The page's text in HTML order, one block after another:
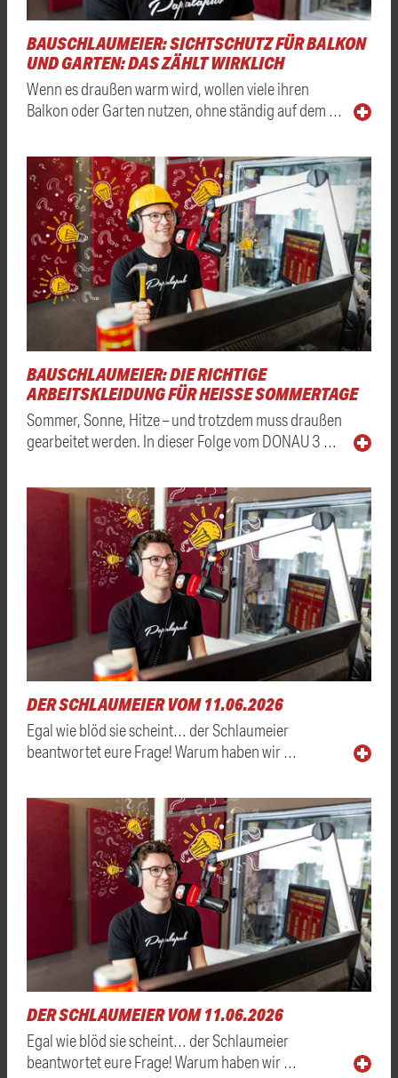
BAUSCHLAUMEIER: SICHTSCHUTZ FÜR BALKON
UND GARTEN: DAS ZÄHLT WIRKLICH
Wenn es draußen warm wird, wollen viele ihren
Balkon oder Garten nutzen, ohne ständig auf dem …
BAUSCHLAUMEIER: DIE RICHTIGE
ARBEITSKLEIDUNG FÜR HEISSE SOMMERTAGE
Sommer, Sonne, Hitze – und trotzdem muss draußen
gearbeitet werden. In dieser Folge vom DONAU 3 …
DER SCHLAUMEIER VOM 11.06.2026
Egal wie blöd sie scheint… der Schlaumeier
beantwortet eure Frage! Warum haben wir …
DER SCHLAUMEIER VOM 11.06.2026
Egal wie blöd sie scheint… der Schlaumeier
beantwortet eure Frage! Warum haben wir …